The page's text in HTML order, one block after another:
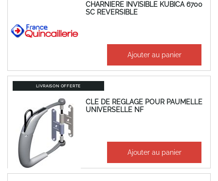
CHARNIERE INVISIBLE KUBICA 6700
SC REVERSIBLE
Ajouter au panier
LIVRAISON OFFERTE
CLE DE REGLAGE POUR PAUMELLE
UNIVERSELLE NF
973,01 €
810,84 € Ajouter au panier